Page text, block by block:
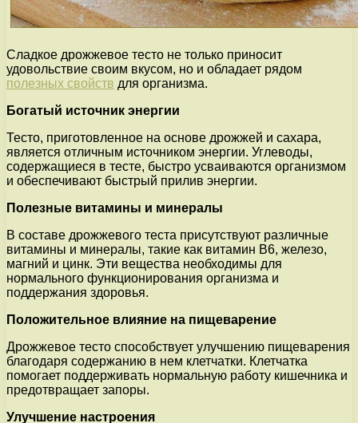
Сладкое дрожжевое тесто не только приносит
удовольствие своим вкусом, но и обладает рядом
полезных свойств для организма.
Богатый источник энергии
Тесто, приготовленное на основе дрожжей и сахара,
является отличным источником энергии. Углеводы,
содержащиеся в тесте, быстро усваиваются организмом
и обеспечивают быстрый прилив энергии.
Полезные витамины и минералы
В составе дрожжевого теста присутствуют различные
витамины и минералы, такие как витамин B6, железо,
магний и цинк. Эти вещества необходимы для
нормального функционирования организма и
поддержания здоровья.
Положительное влияние на пищеварение
Дрожжевое тесто способствует улучшению пищеварения
благодаря содержанию в нем клетчатки. Клетчатка
помогает поддерживать нормальную работу кишечника и
предотвращает запоры.
Улучшение настроения